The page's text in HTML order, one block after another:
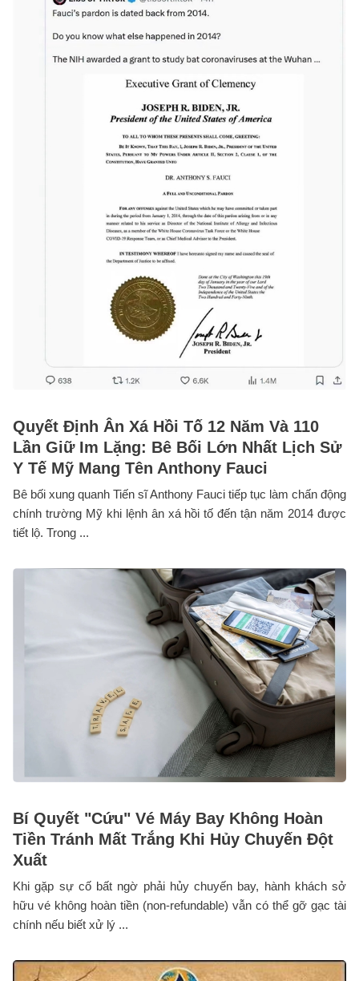
Quyết Định Ân Xá Hồi Tố 12 Năm Và 110
Lần Giữ Im Lặng: Bê Bối Lớn Nhất Lịch Sử
Y Tế Mỹ Mang Tên Anthony Fauci
Bê bối xung quanh Tiến sĩ Anthony Fauci tiếp tục làm chấn động
chính trường Mỹ khi lệnh ân xá hồi tố đến tận năm 2014 được
tiết lộ. Trong ...
Bí Quyết "Cứu" Vé Máy Bay Không Hoàn
Tiền Tránh Mất Trắng Khi Hủy Chuyến Đột
Xuất
Khi gặp sự cố bất ngờ phải hủy chuyến bay, hành khách sở
hữu vé không hoàn tiền (non-refundable) vẫn có thể gỡ gạc tài
chính nếu biết xử lý ...